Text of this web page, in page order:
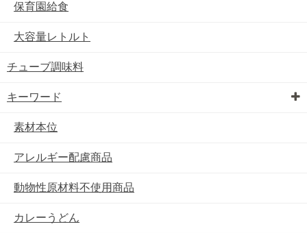
保育園給食
大容量レトルト
チューブ調味料
キーワード
素材本位
アレルギー配慮商品
動物性原材料不使用商品
カレーうどん